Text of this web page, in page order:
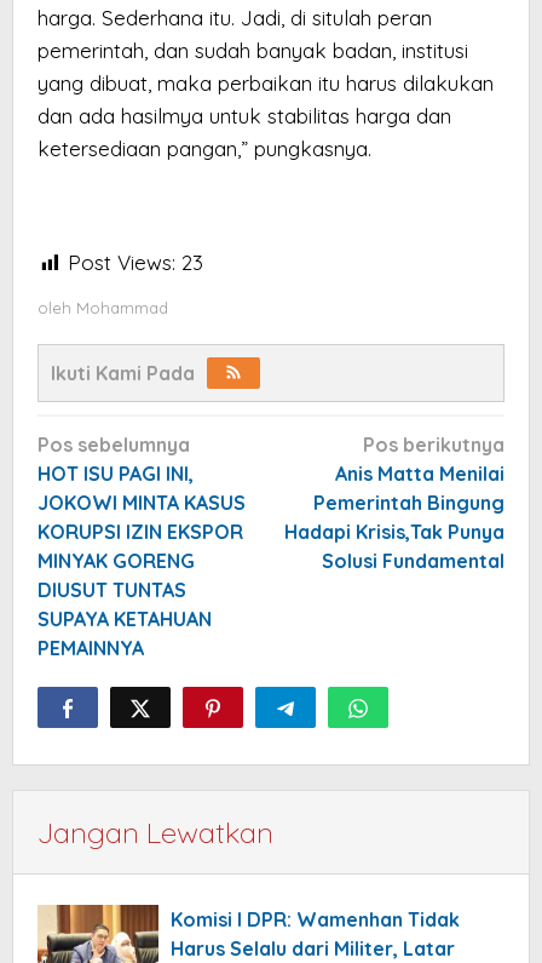
harga. Sederhana itu. Jadi, di situlah peran
pemerintah, dan sudah banyak badan, institusi
yang dibuat, maka perbaikan itu harus dilakukan
dan ada hasilmya untuk stabilitas harga dan
ketersediaan pangan,” pungkasnya.
Post Views: 23
oleh Mohammad
Ikuti Kami Pada
Navigasi
pos
Pos sebelumnya
HOT ISU PAGI INI,
JOKOWI MINTA KASUS
KORUPSI IZIN EKSPOR
MINYAK GORENG
DIUSUT TUNTAS
SUPAYA KETAHUAN
PEMAINNYA
Pos berikutnya
Anis Matta Menilai
Pemerintah Bingung
Hadapi Krisis,Tak Punya
Solusi Fundamental
Jangan Lewatkan
Komisi I DPR: Wamenhan Tidak
Harus Selalu dari Militer, Latar